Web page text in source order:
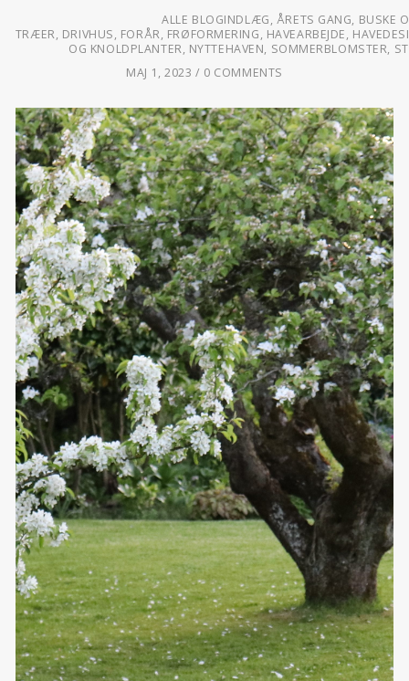
ALLE BLOGINDLÆG, ÅRETS GANG, BUSKE
TRÆER, DRIVHUS, FORÅR, FRØFORMERING, HAVEARBEJDE,
OG KNOLDPLANTER, NYTTEHAVEN, SOMMERBLOMSTER,
MAJ 1, 2023
0 COMMENTS